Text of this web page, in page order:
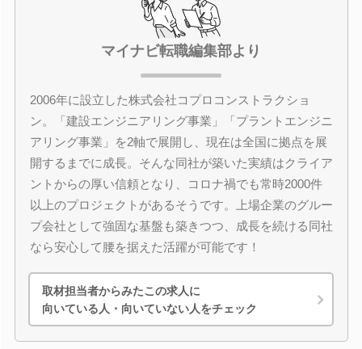
マイナビ転職編集部より
2006年に設立した株式会社コプロコンストラクショ
ン。「建設エンジニアリング事業」「プラントエンジニ
アリング事業」を2軸で展開し、現在は全国に拠点を展
開するまでに成長。そんな同社が築いた実績はクライア
ントからの厚い信頼となり、コロナ禍でも常時2000件
以上のプロジェクトがあるそうです。上場企業のグルー
プ会社として強固な基盤も築きつつ、成長を続ける同社
なら安心して腰を据えた活躍が可能です！
取材担当者からみたこの求人に
向いている人・向いていない人をチェック